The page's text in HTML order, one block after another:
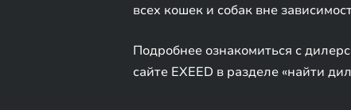
всех кошек и собак вне
Подробнее ознакомиться с
сайте EXEED в разделе «найти